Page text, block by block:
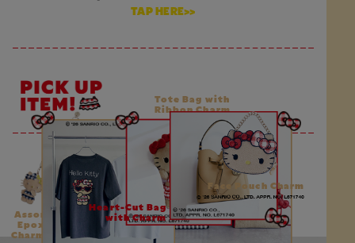
TAP HERE>>
Assort
Epoxy
Charms
Tote Bag with
Ribbon Charm
Plush
Charm
Face Pouch Charm
Heart-Cut Bag
with Charm